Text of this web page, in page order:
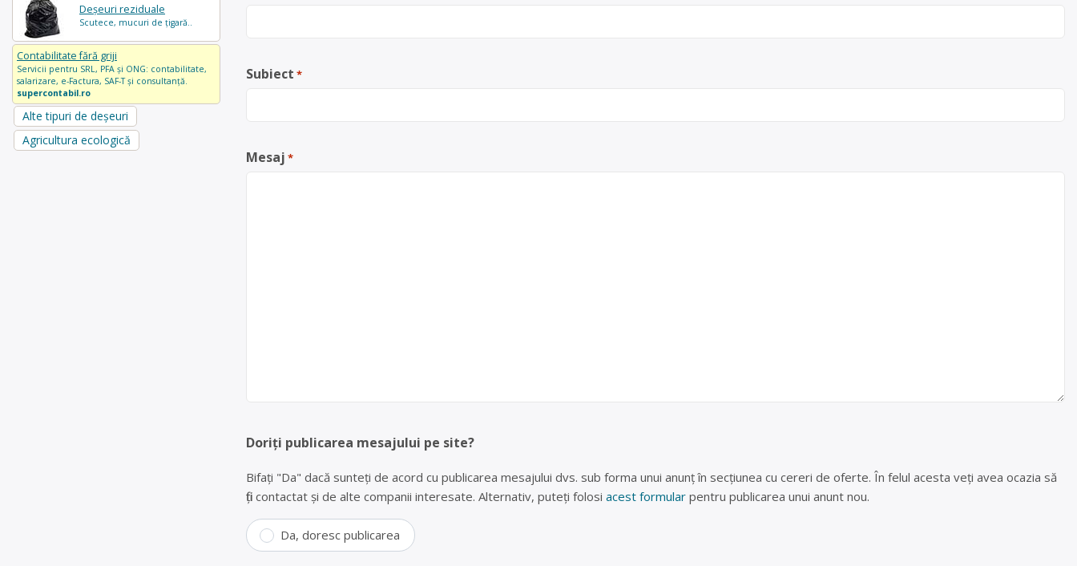
Deșeuri reziduale
Scutece, mucuri de țigară..
Contabilitate fără griji
Servicii pentru SRL, PFA și ONG: contabilitate,
salarizare, e-Factura, SAF-T și consultanță.
supercontabil.ro
Alte tipuri de deșeuri
Agricultura ecologică
Subiect *
Mesaj *
Doriți publicarea mesajului pe site?
Bifați "Da" dacă sunteți de acord cu publicarea mesajului dvs. sub forma unui anunț în secțiunea cu cereri de oferte. În felul acesta veți avea ocazia să
fiți contactat și de alte companii interesate. Alternativ, puteți folosi acest formular pentru publicarea unui anunt nou.
Da, doresc publicarea